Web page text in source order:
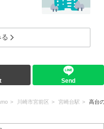
Send
川崎市宮前区 宮崎台駅 高台